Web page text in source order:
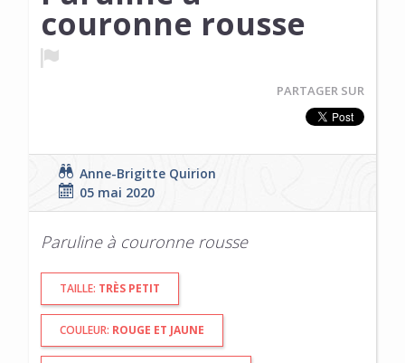
couronne rousse
PARTAGER SUR
Anne-Brigitte Quirion
05 mai 2020
Paruline à couronne rousse
TAILLE: TRÈS PETIT
COULEUR: ROUGE ET JAUNE